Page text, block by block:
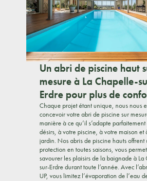
Un abri de piscine haut
mesure à La Chapelle-
Erdre pour plus de
Chaque projet étant unique, nous nous
concevoir votre abri de piscine sur
manière à ce qu’il s’adapte parfaitement
désirs, à votre piscine, à votre maison et
jardin. Nos abris de piscine hauts offrent
protection en toutes saisons, vous
savourer les plaisirs de la baignade à
sur-Erdre durant toute l’année. Avec
UP, vous limitez l’évaporation de l’eau